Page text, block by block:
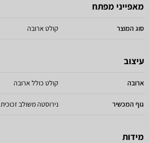
מאפייני מפתח
סוג המוצר קולט ארובה
עיצוב
ארובה קולט כולל ארובה
גוף המכשיר נירוסטה משולב זכוכית
מידות